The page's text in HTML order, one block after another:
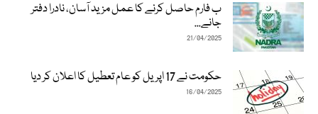
ب فارم حاصل کرنے کا عمل مزید آسان، نادرا دفتر
جانے...
21/04/2025
حکومت نے 17 اپریل کو عام تعطیل کا اعلان کر دیا
16/04/2025